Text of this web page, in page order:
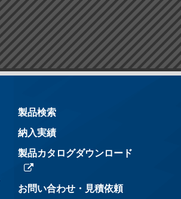
製品検索
納入実績
製品カタログダウンロード
お問い合わせ・見積依頼